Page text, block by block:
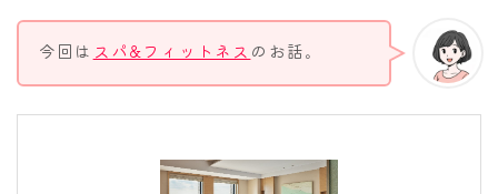
今回は スパ&フィットネス のお話。